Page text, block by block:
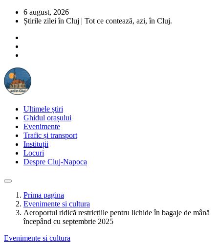
6 august, 2026
Știrile zilei în Cluj | Tot ce contează, azi, în Cluj.
Ultimele știri
Ghidul orașului
Evenimente
Trafic și transport
Instituții
Locuri
Despre Cluj-Napoca
Prima pagina
Evenimente si cultura
Aeroportul ridică restricțiile pentru lichide în bagaje de mână
începând cu septembrie 2025
Evenimente si cultura